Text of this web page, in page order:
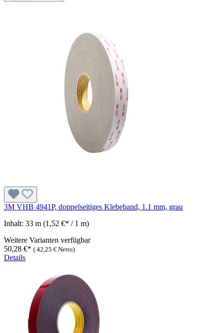
3M VHB 4941P, doppelseitiges Klebeband, 1.1 mm, grau
Inhalt: 33 m (1,52 €* / 1 m)
Weitere Varianten verfügbar
50,28 €* ( 42,25 € Netto)
Details